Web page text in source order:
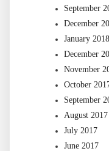
September
December
January 2018
December
November
October
September
August 2017
July 2017
June 2017